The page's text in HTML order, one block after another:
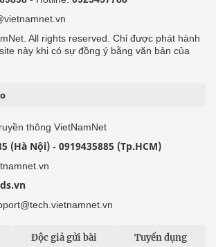
All rights reserved. Chỉ được phát hành
này khi có sự đồng ý bằng văn bản của
thông VietNamNet
(Hà Nội) - 0919435885 (Tp.HCM)
Độc giả gửi bài Tuyển dụng